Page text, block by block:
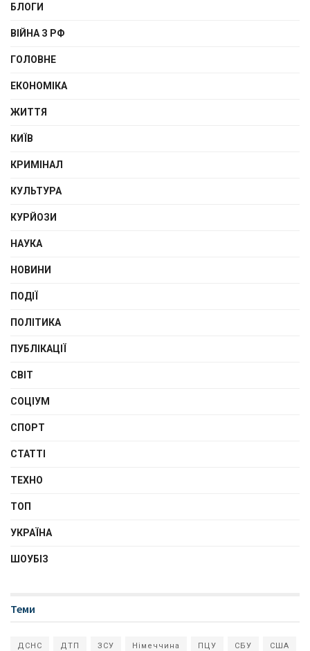
БЛОГИ
ВІЙНА З РФ
ГОЛОВНЕ
ЕКОНОМІКА
ЖИТТЯ
КИЇВ
КРИМІНАЛ
КУЛЬТУРА
КУРЙОЗИ
НАУКА
НОВИНИ
ПОДІЇ
ПОЛІТИКА
ПУБЛІКАЦІЇ
СВІТ
СОЦІУМ
СПОРТ
СТАТТІ
ТЕХНО
ТОП
УКРАЇНА
ШОУБІЗ
Теми
ДСНС ДТП ЗСУ Німеччина ПЦУ СБУ США